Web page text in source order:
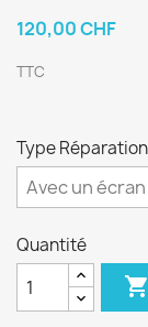
120,00 CHF
TTC
Type
Quantité
